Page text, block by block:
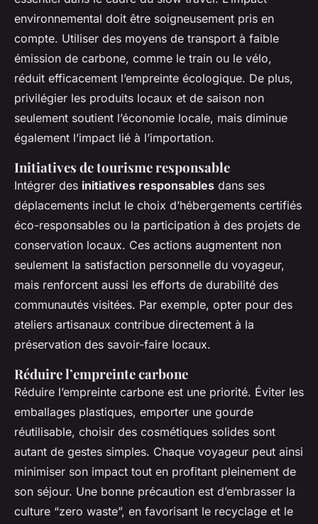
environnemental doit être soigneusement pris en
compte. Utiliser des moyens de transport à faible
émission de carbone, comme le train ou le vélo,
réduit efficacement l’empreinte écologique. De plus,
privilégier les produits locaux et de saison non
seulement soutient l’économie locale, mais diminue
également l’impact lié à l’importation.
Initiatives de tourisme responsable
Intégrer des initiatives responsables dans ses
déplacements inclut le choix d’hébergements certifiés
éco-responsables ou la participation à des projets de
conservation locaux. Ces actions augmentent non
seulement la satisfaction personnelle du voyageur,
mais renforcent aussi les efforts de durabilité des
communautés visitées. Par exemple, opter pour des
ateliers artisanaux contribue directement à la
préservation des savoir-faire locaux.
Réduire l’empreinte carbone
Réduire l’empreinte carbone est une priorité. Éviter les
emballages plastiques, emporter une gourde
réutilisable, choisir des cosmétiques solides sont
autant de gestes simples. Chaque voyageur peut ainsi
minimiser son impact tout en profitant pleinement de
son séjour. Une bonne précaution est d’embrasser la
culture “zero waste”, en favorisant le recyclage et le